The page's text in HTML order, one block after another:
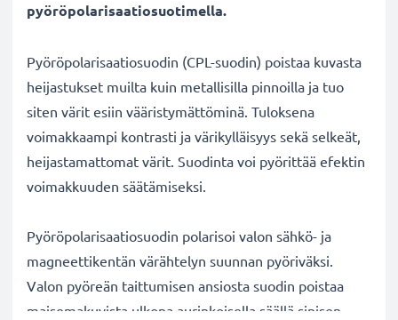
pyöröpolarisaatiosuotimella.
Pyöröpolarisaatiosuodin (CPL-suodin) poistaa kuvasta
heijastukset muilta kuin metallisilla pinnoilla ja tuo
siten värit esiin vääristymättöminä. Tuloksena
voimakkaampi kontrasti ja värikylläisyys sekä selkeät,
heijastamattomat värit. Suodinta voi pyörittää efektin
voimakkuuden säätämiseksi.
Pyöröpolarisaatiosuodin polarisoi valon sähkö- ja
magneettikentän värähtelyn suunnan pyöriväksi.
Valon pyöreän taittumisen ansiosta suodin poistaa
maisemakuvista ulkona aurinkoisella säällä sinisen